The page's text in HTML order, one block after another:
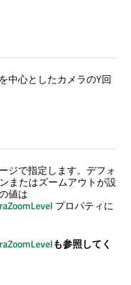
中心としたカメラのY回
ジで指定します。デフォ
またはズームアウトが設
値は
プロパティに
も参照してく